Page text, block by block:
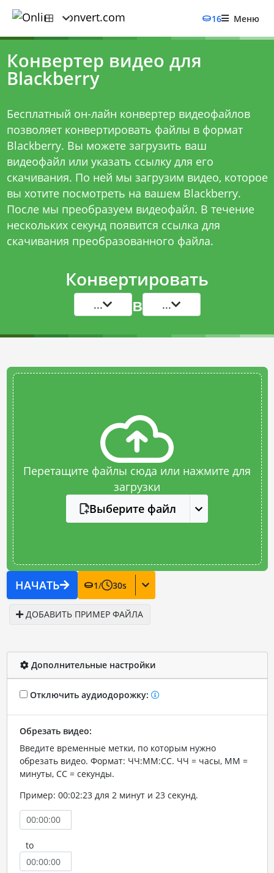
16 Меню
Конвертер видео для
Blackberry
Бесплатный он-лайн конвертер видеофайлов
позволяет конвертировать файлы в формат
Blackberry. Вы можете загрузить ваш
видеофайл или указать ссылку для его
скачивания. По ней мы загрузим видео, которое
вы хотите посмотреть на вашем Blackberry.
После мы преобразуем видеофайл. В течение
нескольких секунд появится ссылка для
скачивания преобразованного файла.
Конвертировать
... в ...
Перетащите файлы сюда или нажмите для
загрузки
Выберите файл
НАЧАТЬ 1/ 30s
ДОБАВИТЬ ПРИМЕР ФАЙЛА
Дополнительные настройки
Отключить аудиодорожку:
Обрезать видео:
Введите временные метки, по которым нужно
обрезать видео. Формат: ЧЧ:ММ:СС. ЧЧ = часы, ММ =
минуты, СС = секунды.
Пример: 00:02:23 для 2 минут и 23 секунд.
to